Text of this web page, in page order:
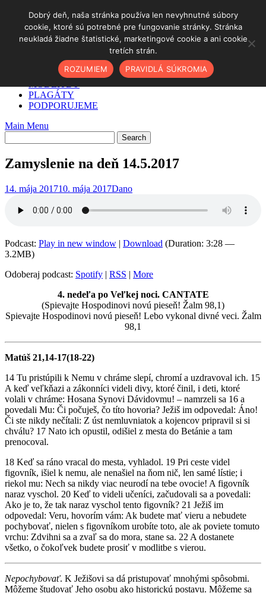
contentDOMOV
✓ AKO NA TO
PODCAST
PLAGÁTY
PODPORUJEME
Main Menu
Zamyslenie na deň 14.5.2017
14. mája 201710. mája 2017Dano
Podcast: Play in new window | Download (Duration: 3:28 —
3.2MB)
Odoberaj podcast: Spotify | RSS | More
4. nedeľa po Veľkej noci. CANTATE
(Spievajte Hospodinovi novú pieseň! Žalm 98,1)
Spievajte Hospodinovi novú pieseň! Lebo vykonal divné veci. Žalm
98,1
Matúš 21,14-17(18-22)
14 Tu pristúpili k Nemu v chráme slepí, chromí a uzdravoval ich. 15
A keď veľkňazi a zákonníci videli divy, ktoré činil, i deti, ktoré
volali v chráme: Hosana Synovi Dávidovmu! – namrzeli sa 16 a
povedali Mu: Či počuješ, čo títo hovoria? Ježiš im odpovedal: Áno!
Či ste nikdy nečítali: Z úst nemluvniatok a kojencov pripravil si si
chválu? 17 Nato ich opustil, odišiel z mesta do Betánie a tam
prenocoval.
18 Keď sa ráno vracal do mesta, vyhladol. 19 Pri ceste videl
figovník, išiel k nemu, ale nenašiel na ňom nič, len samé lístie; i
riekol mu: Nech sa nikdy viac neurodí na tebe ovocie! A figovník
naraz vyschol. 20 Keď to videli učeníci, začudovali sa a povedali:
Ako je to, že tak naraz vyschol tento figovník? 21 Ježiš im
odpovedal: Veru, hovorím vám: Ak budete mať vieru a nebudete
pochybovať, nielen s figovníkom urobíte toto, ale ak poviete tomuto
vrchu: Zdvihni sa a zvaľ sa do mora, stane sa. 22 A dostanete
všetko, o čokoľvek budete prosiť v modlitbe s vierou.
Nepochybovať. K Ježišovi sa dá pristupovať mnohými spôsobmi.
Môžeme študovať Jeho osobu ako historickú postavu. Môžeme sa
Dobrý deň, naša stránka používa len nevyhnutné súbory
cookie, ktoré sú potrebné pre fungovanie stránky. Stránka
neukladá žiadne štatistické, marketingové cookie a ani cookie
tretích strán.
ROZUMIEM
PRAVIDLÁ SÚKROMIA